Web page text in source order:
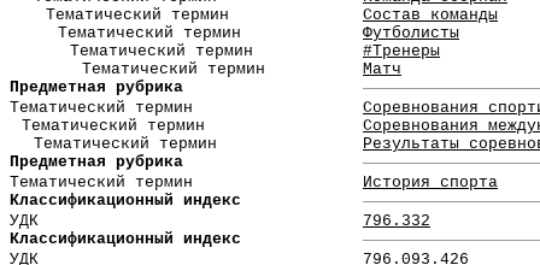
Тематический термин
Состав команды
Тематический термин
Футболисты
Тематический термин
#Тренеры
Тематический термин
Матч
Предметная рубрика
Тематический термин
Соревнования
Тематический термин
Соревнования
Тематический термин
Результаты
Предметная рубрика
Тематический термин
История спорта
Классификационный индекс
УДК
796.332
Классификационный индекс
УДК
796.093.426